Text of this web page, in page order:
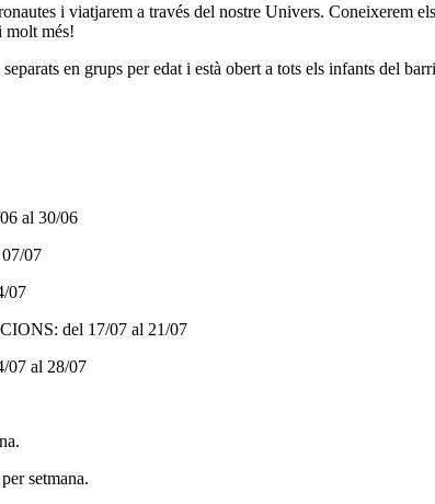
i viatjarem a través del nostre Univers. Coneixerem
molt més!
en grups per edat i està obert a tots els infants del
al 30/06
07
07
del 17/07 al 21/07
07 al 28/07
setmana.